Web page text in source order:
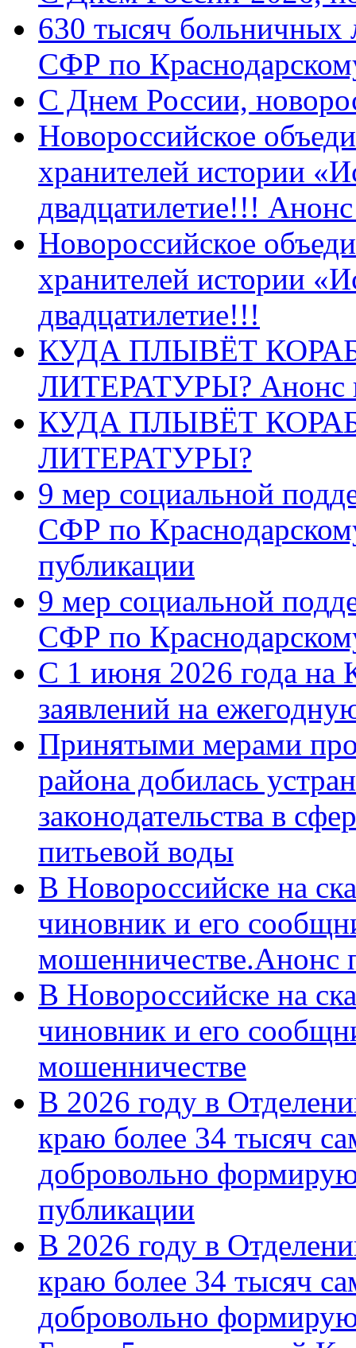
630 тысяч больничных
СФР по
C Днем России,
Новороссийское
хранителей истории
двадцатилетие!!!
Новороссийское
хранителей истории
двадцатилетие!!!
КУДА ПЛЫВЁТ
ЛИТЕРАТУРЫ? Анонс
КУДА ПЛЫВЁТ
ЛИТЕРАТУРЫ?
9 мер социальной
СФР по
публикации
9 мер социальной
СФР по
С 1 июня 2026 года на
заявлений на
Принятыми мерами
района добилась
законодательства в
питьевой воды
В Новороссийске на
чиновник и его
мошенничестве.Анонс
В Новороссийске на
чиновник и его
мошенничестве
В 2026 году в
краю более 34 тысяч
добровольно
публикации
В 2026 году в
краю более 34 тысяч
добровольно